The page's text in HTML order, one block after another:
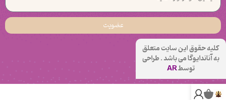
عضویت
کلیه حقوق این سایت متعلق
به آناندایوگا می باشد . طراحی
توسطAR